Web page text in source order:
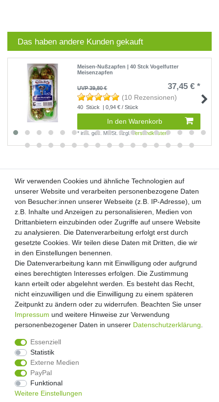
Das haben andere Kunden gekauft
Meisen-Nußzapfen | 40 Stck Vogelfutter
Meisenzapfen
UVP 39,80 € 37,45 € *
(10 Rezensionen)
40 Stück | 0,94 € / Stück
In den Warenkorb
*inkl. ges. MwSt. zzgl. Versandkosten
Kunden-Anfragen: info@zooheld.de
Über uns
Zahlung und Versand
Retouren
Zooheld Blog
Widerrufsrecht
Vertrag widerrufen
Geschäftsbedingungen
Impressum
Wir verwenden Cookies und ähnliche Technologien auf
unserer Website und verarbeiten personenbezogene Daten
von Besucher:innen unserer Webseite (z.B. IP-Adresse), um
z.B. Inhalte und Anzeigen zu personalisieren, Medien von
Drittanbietern einzubinden oder Zugriffe auf unsere Website
zu analysieren. Die Datenverarbeitung erfolgt erst durch
gesetzte Cookies. Wir teilen diese Daten mit Dritten, die wir
in den Einstellungen benennen.
Die Datenverarbeitung kann mit Einwilligung oder aufgrund
eines berechtigten Interesses erfolgen. Die Zustimmung
kann erteilt oder abgelehnt werden. Es besteht das Recht,
nicht einzuwilligen und die Einwilligung zu einem späteren
Zeitpunkt zu ändern oder zu widerrufen. Beachten Sie unser
Impressum und weitere Hinweise zur Verwendung
personenbezogener Daten in unserer Daten­schutz­erklärung
Essenziell
Statistik
Externe Medien
PayPal
Funktional
Weitere Einstellungen
Wir verwenden Cookies und ähnliche Technologien auf
unserer Website und verarbeiten personenbezogene Daten
von Besucher:innen unserer Webseite (z.B. IP-Adresse), um
z.B. Inhalte und Anzeigen zu personalisieren, Medien von
Drittanbietern einzubinden oder Zugriffe auf unsere Website
zu analysieren. Die Datenverarbeitung erfolgt erst durch
gesetzte Cookies. Wir teilen diese Daten mit Dritten, die wir
in den Einstellungen benennen.
Die Datenverarbeitung kann mit Einwilligung oder aufgrund
eines berechtigten Interesses erfolgen. Die Zustimmung
kann erteilt oder abgelehnt werden. Es besteht das Recht,
nicht einzuwilligen und die Einwilligung zu einem späteren
Zeitpunkt zu ändern oder zu widerrufen. Beachten Sie unser
Impressum und weitere Hinweise zur Verwendung
personenbezogener Daten in unserer Daten­schutz­erklärung
Essenziell
Statistik
Externe Medien
PayPal
Funktional
Weitere Einstellungen